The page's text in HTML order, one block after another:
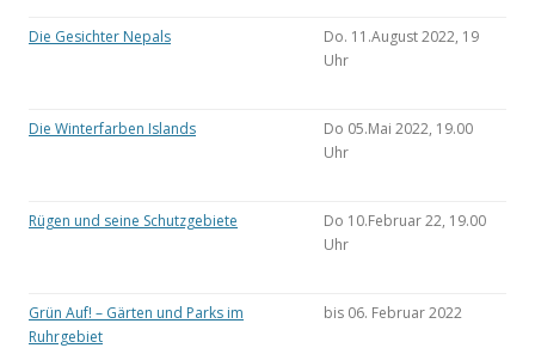
Die Gesichter Nepals
Do. 11.August 2022, 19
Uhr
Die Winterfarben Islands
Do 05.Mai 2022, 19.00
Uhr
Rügen und seine Schutzgebiete
Do 10.Februar 22, 19.00
Uhr
Grün Auf! – Gärten und Parks im
Ruhrgebiet
bis 06. Februar 2022